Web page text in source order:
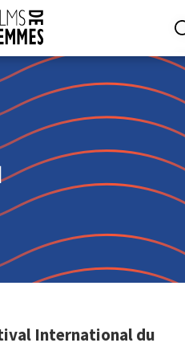
International du